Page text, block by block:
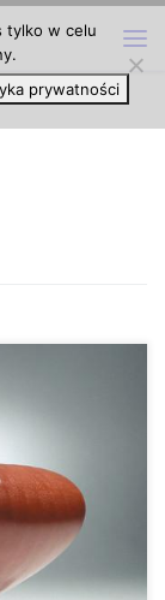
bez użycia
Australijska
które może
to
Jest
(w
tylko w celu
prywatności